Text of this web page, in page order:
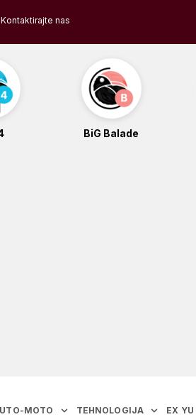
Kontaktirajte nas
BiG Balade
MOTO TEHNOLOGIJA EX YU